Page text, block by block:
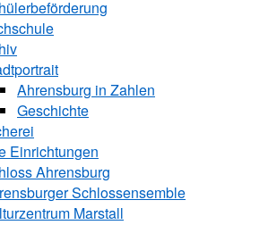
Ahrensburg in Zahlen
Geschichte
Einrichtungen
Ahrensburg
Schlossensemble
Marstall